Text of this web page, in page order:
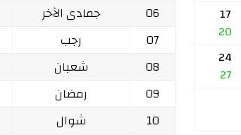
17
20
24
27
06
جمادى الآخر
07
رجب
08
شعبان
09
رمضان
10
شوال